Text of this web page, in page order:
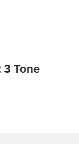
3 Tone